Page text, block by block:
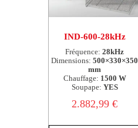
IND-600-28kHz
Fréquence: 28kHz
Dimensions: 500×330×350
mm
Chauffage: 1500 W
Soupape: YES
2.882,99€